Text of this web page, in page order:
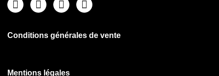
Conditions générales de vente
Mentions légales